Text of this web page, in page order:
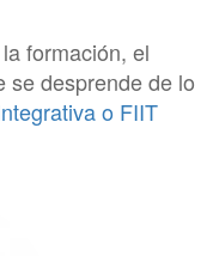
formación, el
se desprende de lo
o FIIT